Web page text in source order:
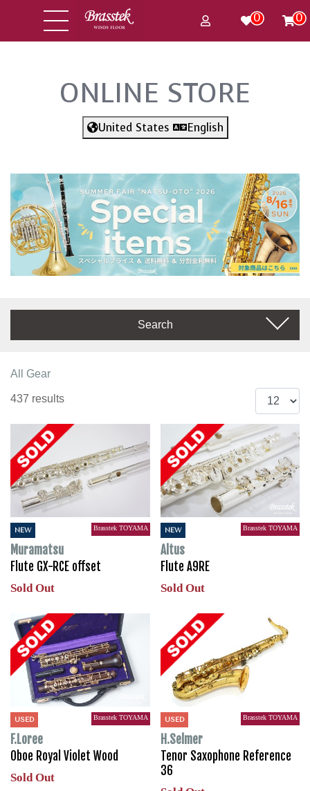
0 0
ONLINE STORE
United States English
Search
All Gear
437 results
NEW Brasstek TOYAMA
Muramatsu
Flute GX-RCE offset
Sold Out
NEW Brasstek TOYAMA
Altus
Flute A9RE
Sold Out
USED Brasstek TOYAMA
F.Loree
Oboe Royal Violet Wood
Sold Out
USED Brasstek TOYAMA
H.Selmer
Tenor Saxophone Reference
36